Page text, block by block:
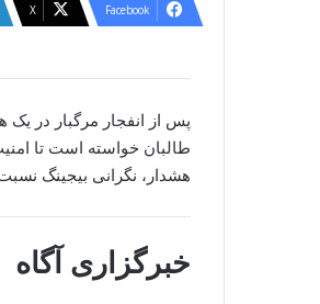
Facebook
X
طالبان خواسته است تا
هشدار، نگرانی بیجینگ
خبرگزاری آگاه